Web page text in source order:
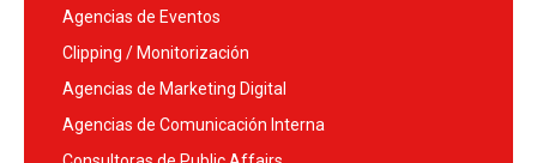
Agencias de Eventos
Clipping / Monitorización
Agencias de Marketing Digital
Agencias de Comunicación Interna